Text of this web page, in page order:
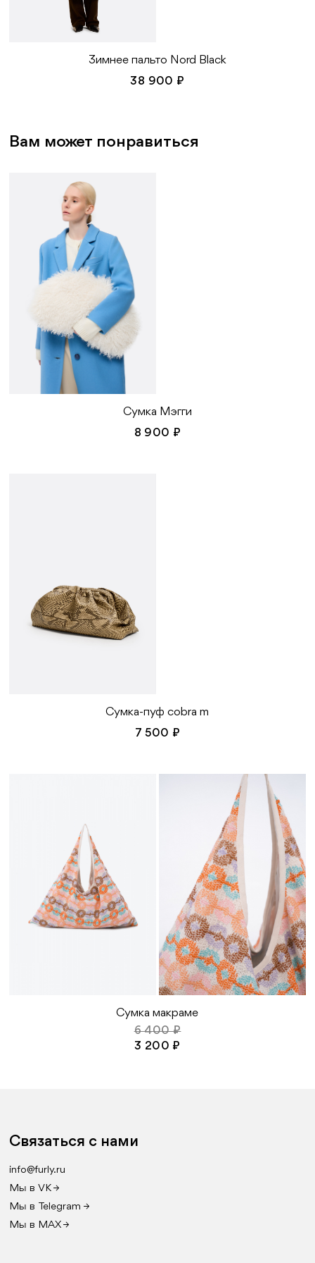
Зимнее пальто Nord Black
38 900 ₽
Вам может понравиться
Сумка Мэгги
8 900 ₽
Сумка-пуф cobra m
7 500 ₽
Сумка макраме
6 400 ₽
3 200 ₽
Связаться с нами
info@furly.ru
Мы в VK →
Мы в Telegram →
Мы в MAX →